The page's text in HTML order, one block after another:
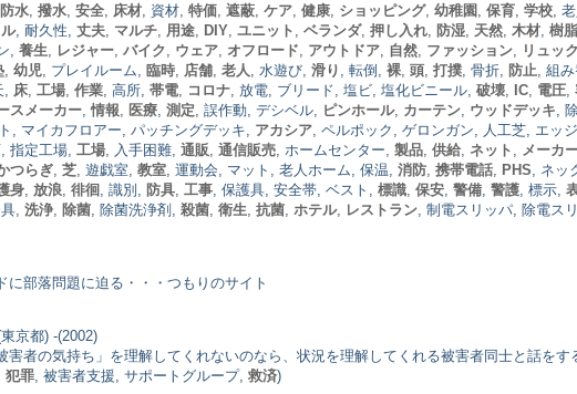
防水 撥水 安全 床材 , 資材, 特価 遮蔽 ケア 健康 ショッピング, 幼稚園 保育 学校 ,
, 耐久性, 丈夫 マルチ 用途 DIY ユニット ベランダ, 押し入れ 防湿 天然 木材 樹脂
, 養生 レジャー バイク ウェア オフロード アウトドア 自然 ファッション リュッ
幼児 , プレイルーム, 臨時 店舗 老人 , 水遊び, 滑り , 転倒, 裸 頭 打撲 , 骨折, 防止 , 組
, 床 工場 作業 , 高所, 帯電 コロナ , 放電, ブリード, 塩ビ, 塩化ビニール, 破壊 IC 電圧
スメーカー ,情報 医療 測定 , 誤作動, デシベル, ピンホール, カーテン ウッドデッキ ,
, マイカフロアー, パッチングデッキ, アカシア , ペルポック, ゲロンガン, 人工芝, エッ
指定工場, 工場 , 入手困難, 通販 通信販売 , ホームセンター, 製品 供給 ネット メーカ
つらぎ 芝 , 遊戯室, 教室 , 運動会, マット, 老人ホーム, 保温, 消防 携帯電話 PHS , ネ
身 放浪 徘徊 , 識別, 防具 工事 , 保護具, 安全帯, ベスト, 標識 保安 警備 警護 , 標示,
具, 洗浄 除菌 , 除菌洗浄剤, 殺菌 衛生 抗菌 ホテル, レストラン , 制電スリッパ, 除電ス
に部落問題に迫る・・・つもりのサイト
京都) -(2002)
者の気持ち」を理解してくれないのなら、状況を理解してくれる被害者同士と話をす
犯罪 , 被害者支援, サポートグループ, 救済)